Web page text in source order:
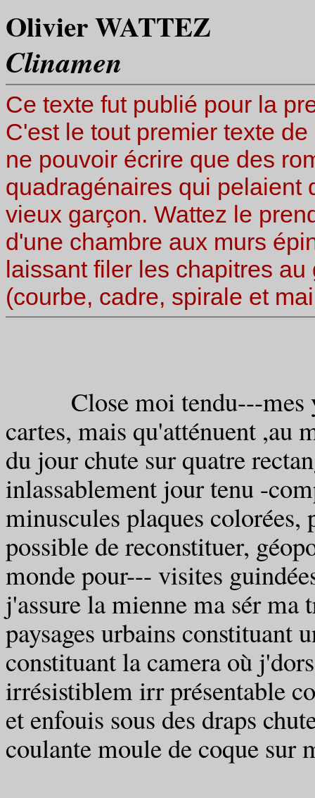
Olivier WATTEZ
Clinamen
Ce texte fut publié pour la
C'est le tout premier texte
ne pouvoir écrire que des
quadragénaires qui pelaient
vieux garçon. Wattez le
d'une chambre aux murs
laissant filer les chapitres
(courbe, cadre, spirale et
Close moi tendu---mes
cartes, mais qu'atténuent ,au
du jour chute sur quatre
inlassablement jour tenu -
minuscules plaques
possible de reconstituer,
monde pour--- visites
j'assure la mienne ma sér ma
paysages urbains constituant
constituant la camera où
irrésistiblem irr présentable
et enfouis sous des draps
coulante moule de coque sur